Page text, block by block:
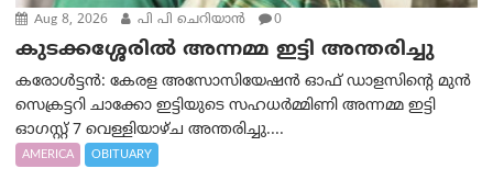
Aug 8, 2026 പി പി ചെറിയാൻ 0
കുടക്കശ്ശേരിൽ അന്നമ്മ ഇട്ടി അന്തരിച്ചു
കരോൾട്ടൻ: കേരള അസോസിയേഷൻ ഓഫ് ഡാളസിന്റെ മുൻ
സെക്രട്ടറി ചാക്കോ ഇട്ടിയുടെ സഹധര്‍മ്മിണി അന്നമ്മ ഇട്ടി
ഓഗസ്റ്റ് 7 വെള്ളിയാഴ്ച അന്തരിച്ചു....
AMERICA OBITUARY